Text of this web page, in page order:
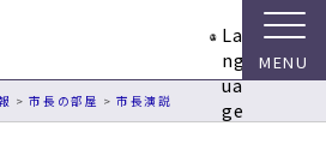
La
ng
ua
ge
>市長の部屋 >市長演説